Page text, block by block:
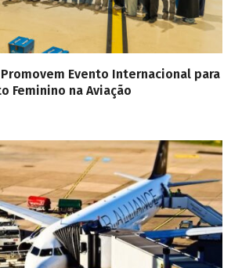
Promovem Evento Internacional para
Feminino na Aviação